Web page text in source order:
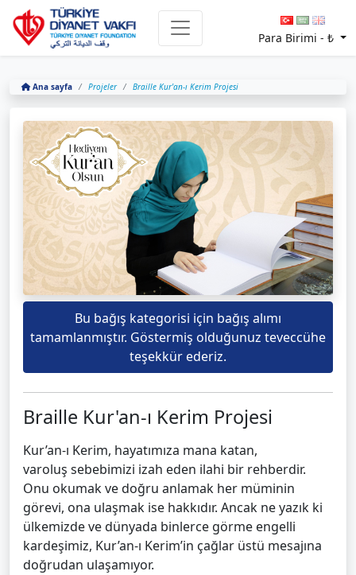
Para Birimi -₺
Ana sayfa Projeler Braille Kur'an-ı Kerim Projesi
Bu bağış kategorisi için bağış alımı
tamamlanmıştır. Göstermiş olduğunuz teveccühe
teşekkür ederiz.
Braille Kur'an-ı Kerim Projesi
Kur’an-ı Kerim, hayatımıza mana katan,
varoluş sebebimizi izah eden ilahi bir rehberdir.
Onu okumak ve doğru anlamak her müminin
görevi, ona ulaşmak ise hakkıdır. Ancak ne yazık ki
ülkemizde ve dünyada binlerce görme engelli
kardeşimiz, Kur’an-ı Kerim’in çağlar üstü mesajına
doğrudan ulaşamıyor.